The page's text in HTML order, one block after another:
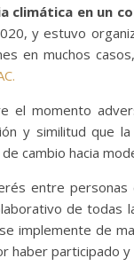
climática en un
y estuvo
en muchos
el momento
y similitud que
cambio hacia
entre
de todas
implemente de
haber participado